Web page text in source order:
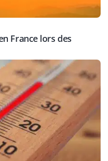
France lors des